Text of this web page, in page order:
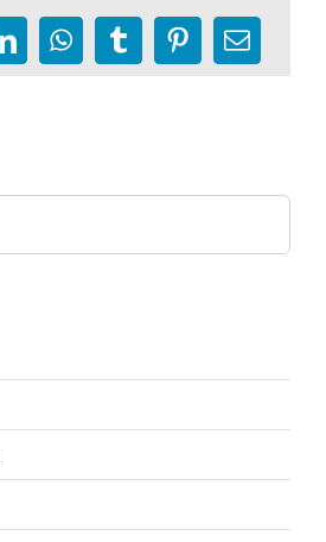
LinkedInWhatsApp
TumblrPinterest
E-